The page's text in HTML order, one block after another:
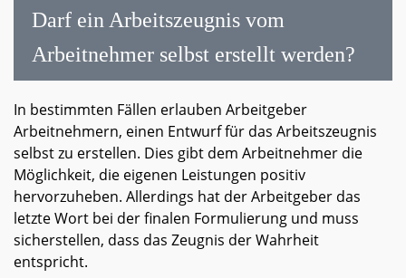
Darf ein Arbeitszeugnis vom
Arbeitnehmer selbst erstellt werden?
In bestimmten Fällen erlauben Arbeitgeber
Arbeitnehmern, einen Entwurf für das Arbeitszeugnis
selbst zu erstellen. Dies gibt dem Arbeitnehmer die
Möglichkeit, die eigenen Leistungen positiv
hervorzuheben. Allerdings hat der Arbeitgeber das
letzte Wort bei der finalen Formulierung und muss
sicherstellen, dass das Zeugnis der Wahrheit
entspricht.